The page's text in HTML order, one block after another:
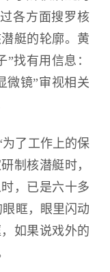
各方面搜罗核
艇的轮廓。黄
找有用信息：
微镜”审视相关
了工作上的保
制核潜艇时，
，已是六十多
眶，眼里闪动
如果说戏外的